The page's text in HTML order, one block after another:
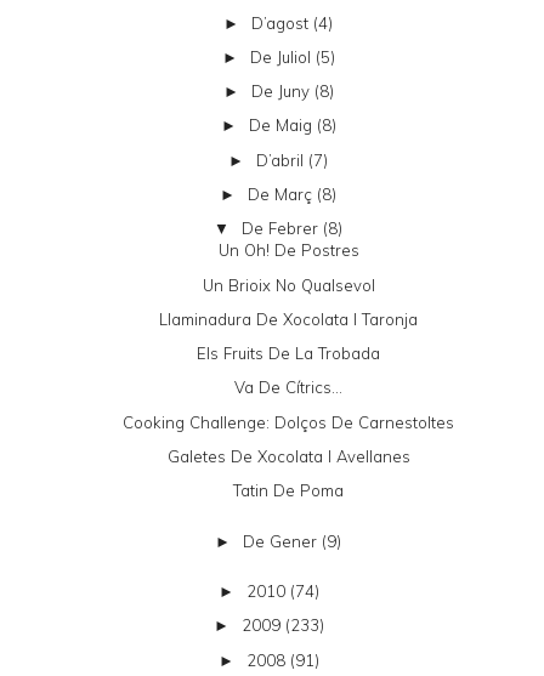
► D’agost (4)
► De Juliol (5)
► De Juny (8)
► De Maig (8)
► D’abril (7)
► De Març (8)
▼ De Febrer (8)
Un Oh! De Postres
Un Brioix No Qualsevol
Llaminadura De Xocolata I Taronja
Els Fruits De La Trobada
Va De Cítrics...
Cooking Challenge: Dolços De Carnestoltes
Galetes De Xocolata I Avellanes
Tatin De Poma
► De Gener (9)
► 2010 (74)
► 2009 (233)
► 2008 (91)